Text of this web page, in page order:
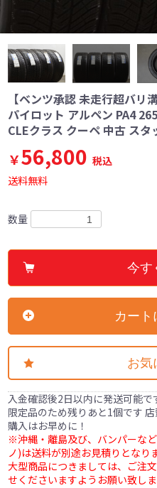
【ベンツ承認 未走行超バリ
パイロット アルペン PA4
CLEクラス クーペ 中古 ス
￥56,800 税込
送料無料
数量
今す
カート
お気
入金確認後2日以内に発送可能で
限定品のため残りあと1個です
購入はお早めに！
※沖縄・離島及び、バンパーな
ノ)は送料が別途お見積りとなり
大型商品につきましては、ご注
せくださいますようお願い致しま